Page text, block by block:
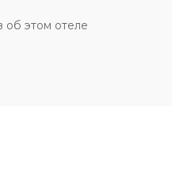
об этом отеле